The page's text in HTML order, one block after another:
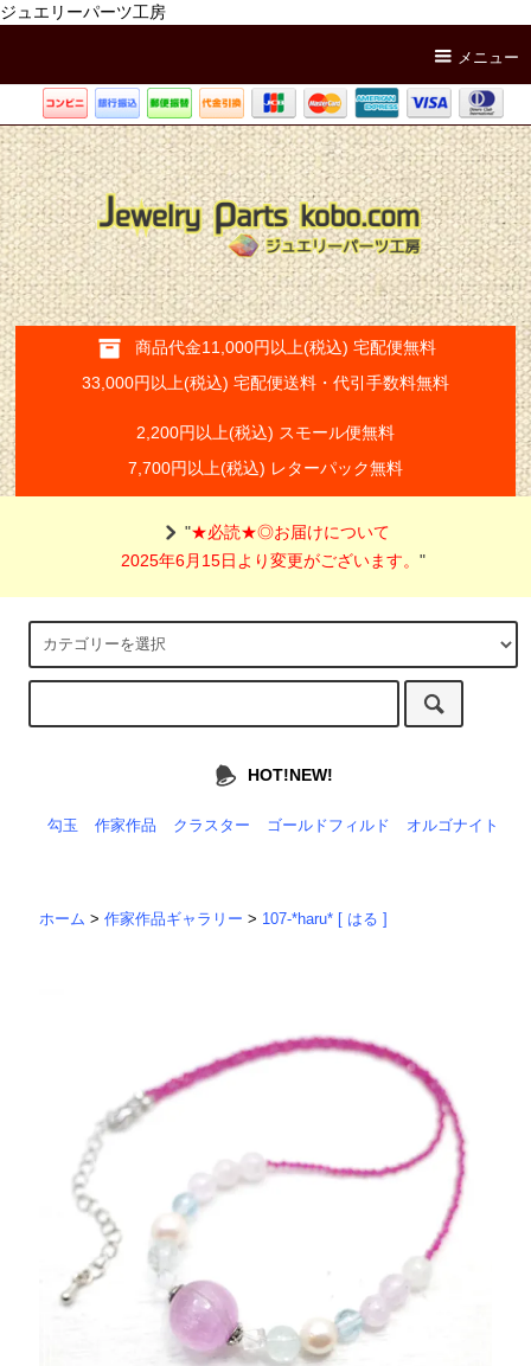
ジュエリーパーツ工房
メニュー
商品代金11,000円以上(税込) 宅配便無料
33,000円以上(税込) 宅配便送料・代引手数料無料
2,200円以上(税込) スモール便無料
7,700円以上(税込) レターパック無料
"★必読★◎お届けについて
2025年6月15日より変更がございます。"
HOT!NEW!
勾玉 作家作品 クラスター ゴールドフィルド オルゴナイト
ホーム >作家作品ギャラリー > 107-*haru* [ はる ]